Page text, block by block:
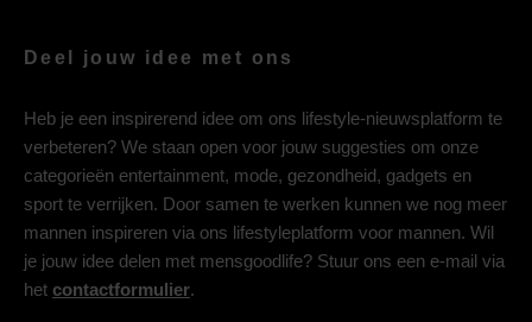
Deel jouw idee met ons
Heb je een inspirerend idee om ons lifestyle-nieuwsplatform te
verbeteren? We staan open voor jouw suggesties om onze
categorieën entertainment, mode, gezondheid, gadgets en
sport te verrijken. Door samen te werken kunnen we nog meer
mannen inspireren via ons lifestyleplatform voor mannen. Wil
je jouw idee delen met mensgoodlife? Stuur ons een e-mail via
het contactformulier.